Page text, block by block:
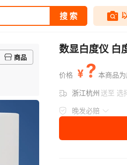
商品
数显白度仪 白
价格 ¥ ? 本商品
浙江杭州 送至 选
晚发必赔